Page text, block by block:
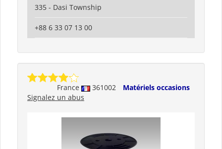
335 - Dasi Township
+88 6 33 07 13 00
France 361002
Matériels occasions
Signalez un abus